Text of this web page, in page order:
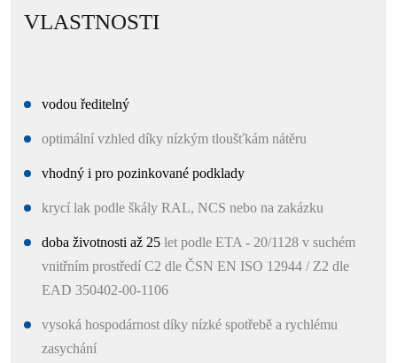
VLASTNOSTI
vodou ředitelný
optimální vzhled díky nízkým tloušťkám nátěru
vhodný i pro pozinkované podklady
krycí lak podle škály RAL, NCS nebo na zakázku
doba životnosti až 25 let podle ETA - 20/1128 v suchém
vnitřním prostředí C2 dle ČSN EN ISO 12944 / Z2 dle
EAD 350402-00-1106
vysoká hospodárnost díky nízké spotřebě a rychlému
zasychání